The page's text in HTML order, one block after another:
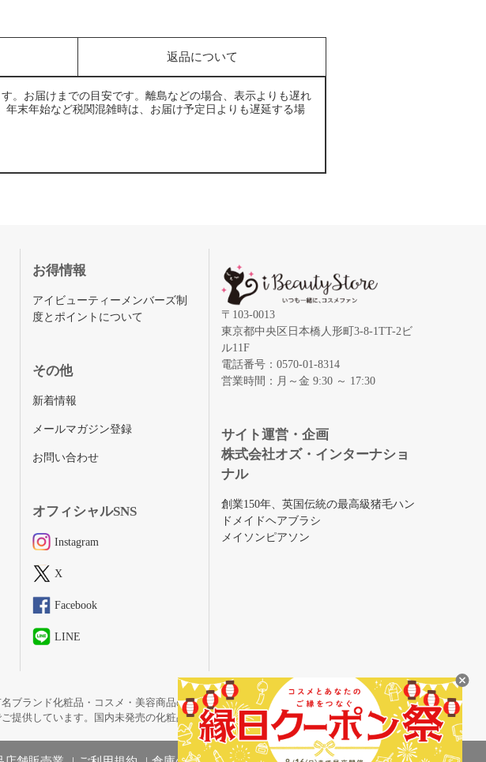
返品について
。お届けまでの目安です。離島などの場合、表示よりも遅れ
末年始など税関混雑時は、お届け予定日よりも遅延する場
お得情報
アイビューティーメンバーズ制
度とポイントについて
その他
新着情報
メールマガジン登録
お問い合わせ
オフィシャルSNS
Instagram
X
Facebook
LINE
〒103-0013
東京都中央区日本橋人形町3-8-1TT-2ビ
ル11F
電話番号：0570-01-8314
営業時間：月～金 9:30 ～ 17:30
サイト運営・企画
株式会社オズ・インターナショ
ナル
創業150年、英国伝統の最高級猪毛ハン
ドメイドヘアブラシ
メイソンピアソン
ブランド化粧品・コスメ・美容商品の通販サイトです。
提供しています。国内未発売の化粧品も取り揃えています。